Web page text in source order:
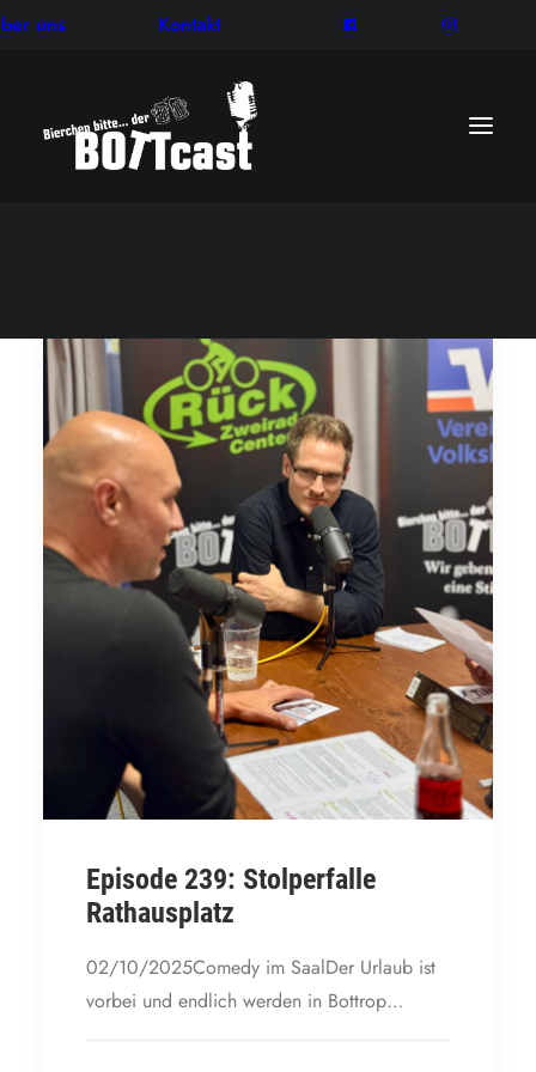
uns Kontakt
Episode 239: Stolperfalle
Rathausplatz
02/10/2025Comedy im SaalDer Urlaub ist
vorbei und endlich werden in Bottrop…